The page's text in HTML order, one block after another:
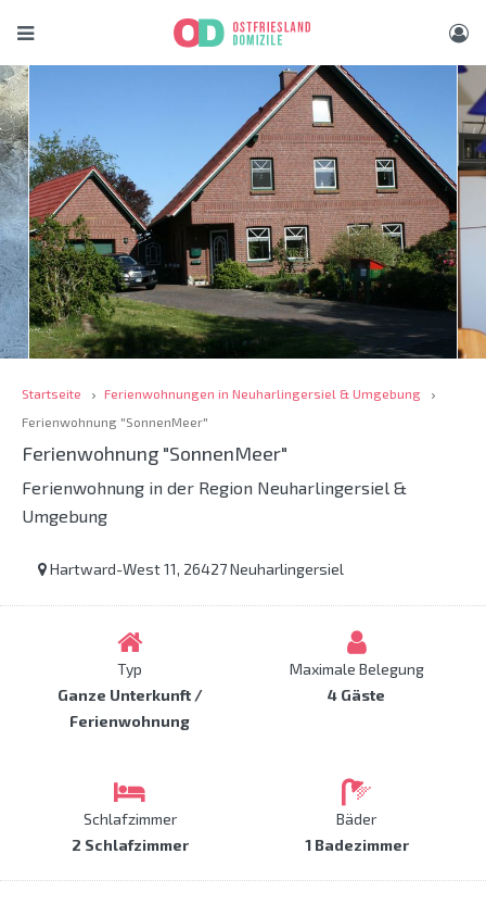
Startseite
Ferienwohnungen in Neuharlingersiel & Umgebung
Ferienwohnung "SonnenMeer"
Ferienwohnung "SonnenMeer"
Ferienwohnung in der Region Neuharlingersiel &
Umgebung
Hartward-West 11, 26427 Neuharlingersiel
Typ
Ganze Unterkunft /
Ferienwohnung
Maximale Belegung
4 Gäste
Schlafzimmer
2 Schlafzimmer
Bäder
1 Badezimmer